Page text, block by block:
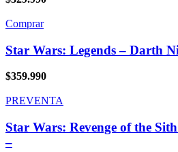
Comprar
Star Wars: Legends – Darth
$359.990
PREVENTA
Star Wars: Revenge of the
–